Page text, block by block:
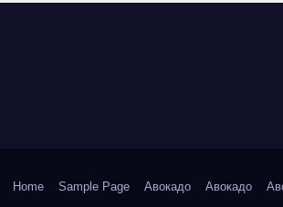
Home Sample Page Авокадо Авокадо